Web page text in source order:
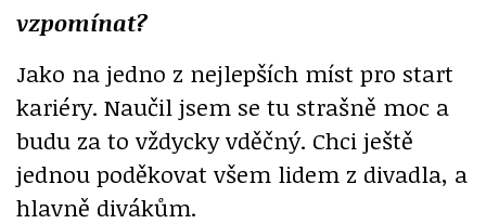
vzpomínat?
Jako na jedno z nejlepších míst pro start
kariéry. Naučil jsem se tu strašně moc a
budu za to vždycky vděčný. Chci ještě
jednou poděkovat všem lidem z divadla, a
hlavně divákům.